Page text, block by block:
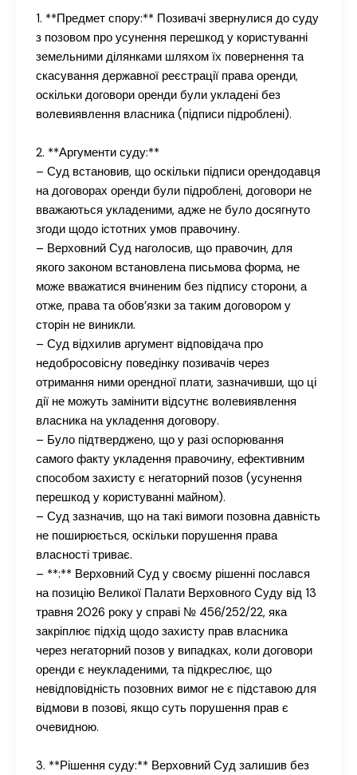
1. **Предмет спору:** Позивачі звернулися до суду
з позовом про усунення перешкод у користуванні
земельними ділянками шляхом їх повернення та
скасування державної реєстрації права оренди,
оскільки договори оренди були укладені без
волевиявлення власника (підписи підроблені).
2. **Аргументи суду:**
– Суд встановив, що оскільки підписи орендодавця
на договорах оренди були підроблені, договори не
вважаються укладеними, адже не було досягнуто
згоди щодо істотних умов правочину.
– Верховний Суд наголосив, що правочин, для
якого законом встановлена письмова форма, не
може вважатися вчиненим без підпису сторони, а
отже, права та обов’язки за таким договором у
сторін не виникли.
– Суд відхилив аргумент відповідача про
недобросовісну поведінку позивачів через
отримання ними орендної плати, зазначивши, що ці
дії не можуть замінити відсутнє волевиявлення
власника на укладення договору.
– Було підтверджено, що у разі оспорювання
самого факту укладення правочину, ефективним
способом захисту є негаторний позов (усунення
перешкод у користуванні майном).
– Суд зазначив, що на такі вимоги позовна давність
не поширюється, оскільки порушення права
власності триває.
– **:** Верховний Суд у своєму рішенні послався
на позицію Великої Палати Верховного Суду від 13
травня 2026 року у справі № 456/252/22, яка
закріплює підхід щодо захисту прав власника
через негаторний позов у випадках, коли договори
оренди є неукладеними, та підкреслює, що
невідповідність позовних вимог не є підставою для
відмови в позові, якщо суть порушення прав є
очевидною.
3. **Рішення суду:** Верховний Суд залишив без